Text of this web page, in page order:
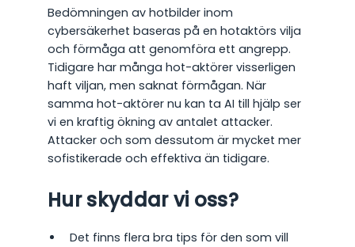
Bedömningen av hotbilder inom
cybersäkerhet baseras på en hotaktörs vilja
och förmåga att genomföra ett angrepp.
Tidigare har många hot-aktörer visserligen
haft viljan, men saknat förmågan. När
samma hot-aktörer nu kan ta AI till hjälp ser
vi en kraftig ökning av antalet attacker.
Attacker och som dessutom är mycket mer
sofistikerade och effektiva än tidigare.
Hur skyddar vi oss?
Det finns flera bra tips för den som vill